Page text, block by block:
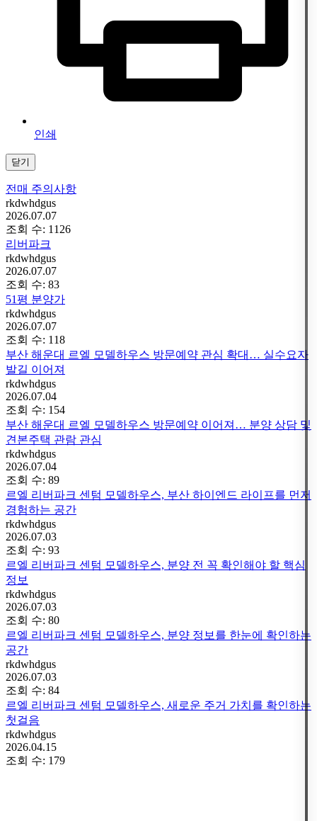
인쇄
닫기
전매 주의사항
rkdwhdgus
2026.07.07
조회 수: 1126
리버파크
rkdwhdgus
2026.07.07
조회 수: 83
51평 분양가
rkdwhdgus
2026.07.07
조회 수: 118
부산 해운대 르엘 모델하우스 방문예약 관심 확대… 실수요자
발길 이어져
rkdwhdgus
2026.07.04
조회 수: 154
부산 해운대 르엘 모델하우스 방문예약 이어져… 분양 상담 및
견본주택 관람 관심
rkdwhdgus
2026.07.04
조회 수: 89
르엘 리버파크 센텀 모델하우스, 부산 하이엔드 라이프를 먼저
경험하는 공간
rkdwhdgus
2026.07.03
조회 수: 93
르엘 리버파크 센텀 모델하우스, 분양 전 꼭 확인해야 할 핵심
정보
rkdwhdgus
2026.07.03
조회 수: 80
르엘 리버파크 센텀 모델하우스, 분양 정보를 한눈에 확인하는
공간
rkdwhdgus
2026.07.03
조회 수: 84
르엘 리버파크 센텀 모델하우스, 새로운 주거 가치를 확인하는
첫걸음
rkdwhdgus
2026.04.15
조회 수: 179